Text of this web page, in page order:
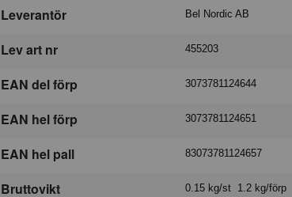
Leverantör Bel Nordic AB
Lev art nr 455203
EAN del förp 3073781124644
EAN hel förp 3073781124651
EAN hel pall 83073781124657
Bruttovikt 0.15 kg/st 1.2 kg/förp